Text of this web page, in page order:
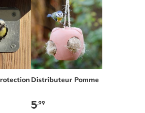
Distributeur Pomme
5,99